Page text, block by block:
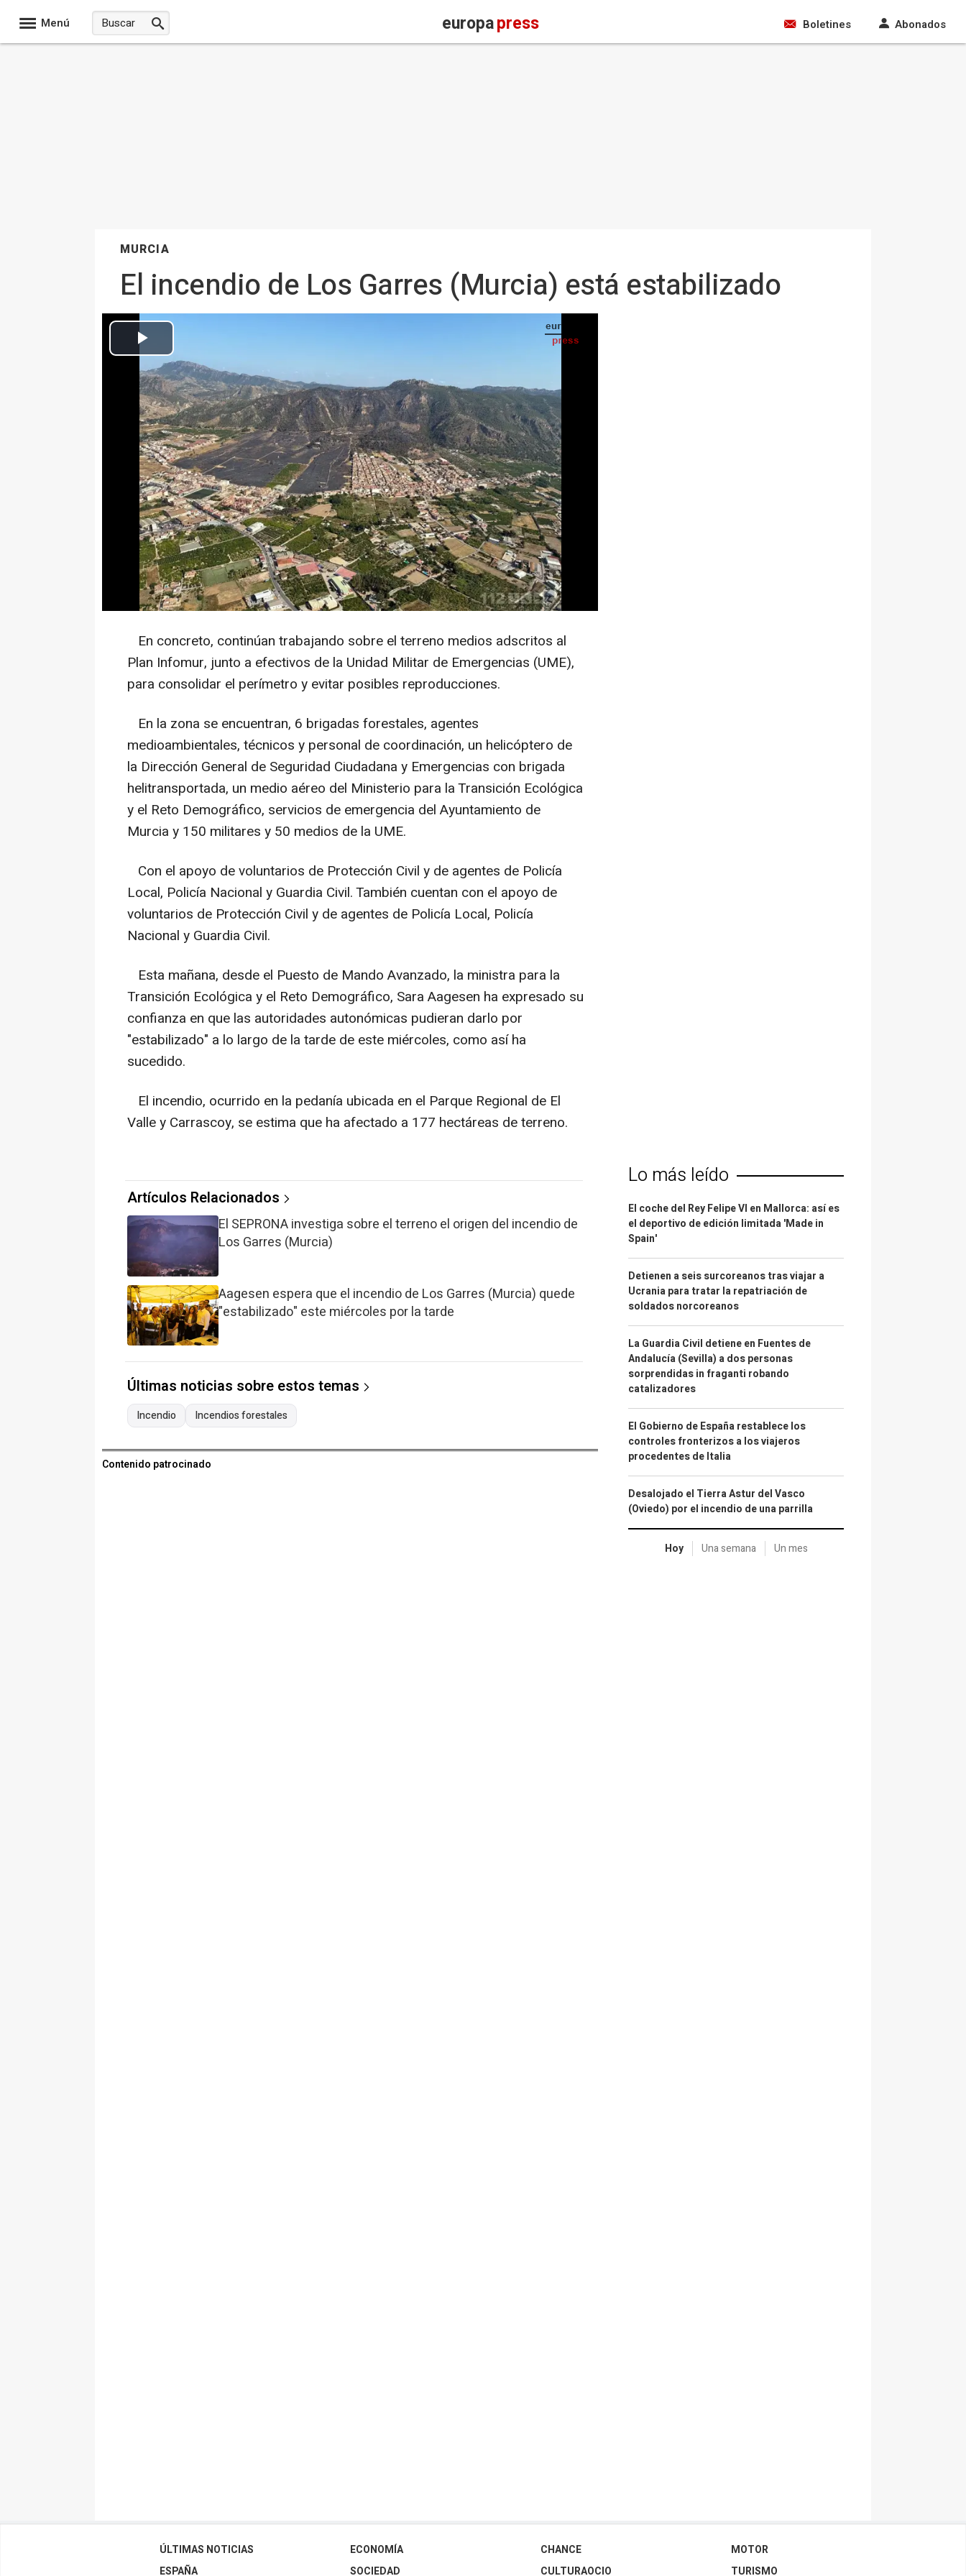
Menú europapress Boletines Abonados
MURCIA
El incendio de Los Garres (Murcia) está estabilizado
Europa Press Murcia
Actualizado: miércoles, 3 junio 2026 21:22
MURCIA 3 Jun. (EUROPA PRESS) -
El incendio forestal que este pasado martes por la tarde se originaba en la
pedanía murciana de Los Garres ha quedado estabilizado poco más de 24
horas después de que se declarara.
El presidente del Gobierno regional, Fernando López Miras, lo ha
anunciado así en la red social 'X' donde, además, ha apuntado que en la
zona continúa un dispositivo de 150 efectivos para asegurar el perímetro y
sofocar los posibles conatos.
En concreto, continúan trabajando sobre el terreno medios adscritos al
Plan Infomur, junto a efectivos de la Unidad Militar de Emergencias (UME),
para consolidar el perímetro y evitar posibles reproducciones.
En la zona se encuentran, 6 brigadas forestales, agentes
medioambientales, técnicos y personal de coordinación, un helicóptero de
la Dirección General de Seguridad Ciudadana y Emergencias con brigada
helitransportada, un medio aéreo del Ministerio para la Transición Ecológica
y el Reto Demográfico, servicios de emergencia del Ayuntamiento de
Murcia y 150 militares y 50 medios de la UME.
Con el apoyo de voluntarios de Protección Civil y de agentes de Policía
Local, Policía Nacional y Guardia Civil. También cuentan con el apoyo de
voluntarios de Protección Civil y de agentes de Policía Local, Policía
Nacional y Guardia Civil.
Esta mañana, desde el Puesto de Mando Avanzado, la ministra para la
Transición Ecológica y el Reto Demográfico, Sara Aagesen ha expresado su
confianza en que las autoridades autonómicas pudieran darlo por
"estabilizado" a lo largo de la tarde de este miércoles, como así ha
sucedido.
El incendio, ocurrido en la pedanía ubicada en el Parque Regional de El
Valle y Carrascoy, se estima que ha afectado a 177 hectáreas de terreno.
Artículos Relacionados
El SEPRONA investiga sobre el terreno el origen del incendio de
Los Garres (Murcia)
Aagesen espera que el incendio de Los Garres (Murcia) quede
"estabilizado" este miércoles por la tarde
Últimas noticias sobre estos temas
Incendio Incendios forestales
Contenido patrocinado
Lo más leído
El coche del Rey Felipe VI en Mallorca: así es
el deportivo de edición limitada 'Made in
Spain'
Detienen a seis surcoreanos tras viajar a
Ucrania para tratar la repatriación de
soldados norcoreanos
La Guardia Civil detiene en Fuentes de
Andalucía (Sevilla) a dos personas
sorprendidas in fraganti robando
catalizadores
El Gobierno de España restablece los
controles fronterizos a los viajeros
procedentes de Italia
Desalojado el Tierra Astur del Vasco
(Oviedo) por el incendio de una parrilla
Hoy Una semana Un mes
ÚLTIMAS NOTICIAS
ESPAÑA
ECONOMÍA
SOCIEDAD
CHANCE
CULTURAOCIO
MOTOR
TURISMO